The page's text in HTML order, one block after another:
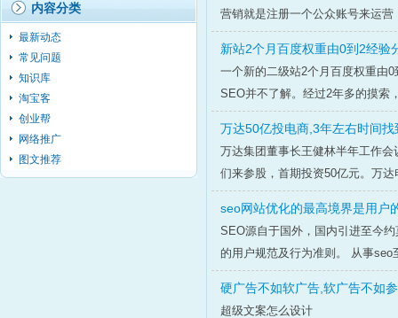
内容分类
最新动态
常见问题
知识库
淘宝客
创业帮
网络推广
图文推荐
营销就是注册一个公众账号来运
新站2个月百度权重由0到2经验
一个新的二级站2个月百度权重由
SEO并不了解。经过2年多的摸索
万达50亿投电商,3年左右时间找
万达集团董事长王健林半年工作
们来参股，首期投资50亿元。万
seo网站优化的最高境界是用户
SEO源自于国外，国内引进至今
的用户规范及行为准则。 从事
硬广告不如软广告,软广告不如
超级文案怎么设计